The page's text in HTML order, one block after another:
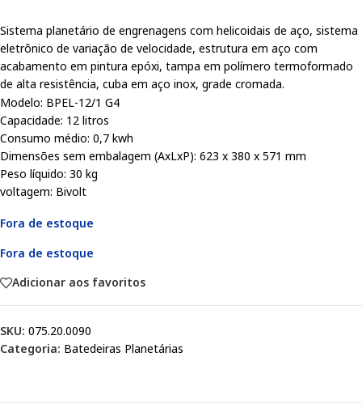
Sistema planetário de engrenagens com helicoidais de aço, sistema
eletrônico de variação de velocidade, estrutura em aço com
acabamento em pintura epóxi, tampa em polímero termoformado
de alta resistência, cuba em aço inox, grade cromada.
Modelo: BPEL-12/1 G4
Capacidade: 12 litros
Consumo médio: 0,7 kwh
Dimensões sem embalagem (AxLxP): 623 x 380 x 571 mm
Peso líquido: 30 kg
voltagem: Bivolt
Fora de estoque
Fora de estoque
Adicionar aos favoritos
SKU: 075.20.0090
Categoria: Batedeiras Planetárias